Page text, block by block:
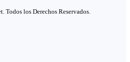
los Derechos Reservados.